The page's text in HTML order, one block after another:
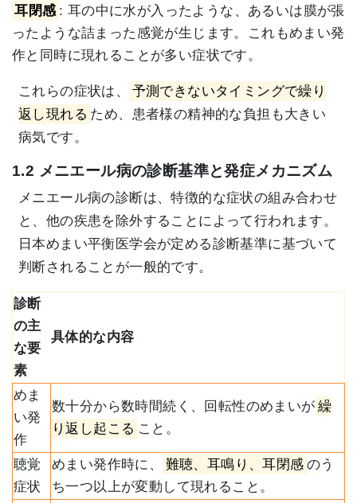
耳閉感 : 耳の中に水が入ったような、あるいは膜が張
ったような詰まった感覚が生じます。これもめまい発
作と同時に現れることが多い症状です。
これらの症状は、
予測できないタイミングで繰り
返し現れる ため、患者様の精神的な負担も大きい
病気です。
1.2 メニエール病の診断基準と発症メカニズム
メニエール病の診断は、特徴的な症状の組み合わせ
と、他の疾患を除外することによって行われます。
日本めまい平衡医学会が定める診断基準に基づいて
判断されることが一般的です。
診断
の主
な要
素
具体的な内容
めま
い発
作
数十分から数時間続く、回転性のめまいが 繰
り返し起こる こと。
聴覚
症状
めまい発作時に、 難聴、耳鳴り、耳閉感 のう
ち一つ以上が変動して現れること。